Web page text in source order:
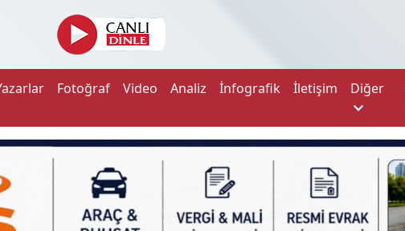
Fotoğraf Video Analiz İnfografik İletişim Diğer